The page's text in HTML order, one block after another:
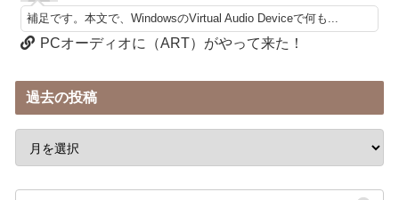
補足です。本文で、WindowsのVirtual Audio Deviceで何も...
PCオーディオに（ART）がやって来た！
過去の投稿